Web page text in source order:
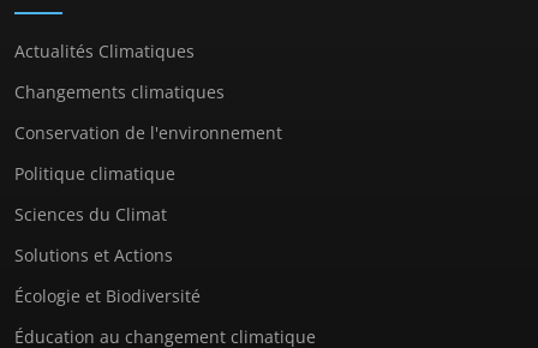
Actualités Climatiques
Changements climatiques
Conservation de l'environnement
Politique climatique
Sciences du Climat
Solutions et Actions
Écologie et Biodiversité
Éducation au changement climatique